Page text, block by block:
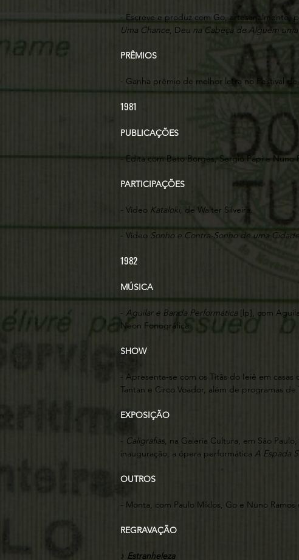
- Escreve e produz com Go, artesanalmente,
Uma Chance, Deu na Cabeça de Alguém
PRÊMIOS
- Ganha prêmio de melhor letra no Festival de
1981
PUBLICAÇÕES
- Edita com Beto Borges, Sergio Papi e Nuno
PARTICIPAÇÕES
- Vídeo Kataloki, de Walter Silveira.
- Vídeo Sonho e Contra-Sonho de uma Cidade
1982
MÚSICA
- Aguilar e Banda Performática [lp], com
Neon Fonográfica.
SHOW
- Apresenta-se com os Titãs do Ieiê em casas
Tantan e Circo Voador, além de programas
EXPOSIÇÃO
- Caligrafias, na Galeria Cultura, em São
inauguração, a ópera performática A Espada
OUTROS
- Monta, com Paulo Miklos, Go e Nuno
REGRAVAÇÃO
♪ Estranheleza